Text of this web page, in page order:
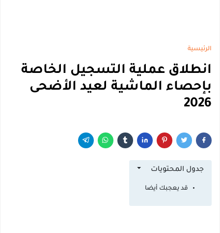
الرئيسية
انطلاق عملية التسجيل الخاصة
بإحصاء الماشية لعيد الأضحى
2026
جدول المحتويات
قد يعجبك أيضا